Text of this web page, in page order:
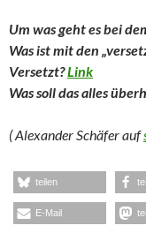
Um was geht es bei
Was ist mit den
Versetzt?Link
Was soll das alles
( Alexander Schäfer auf
teilen
E-Mail